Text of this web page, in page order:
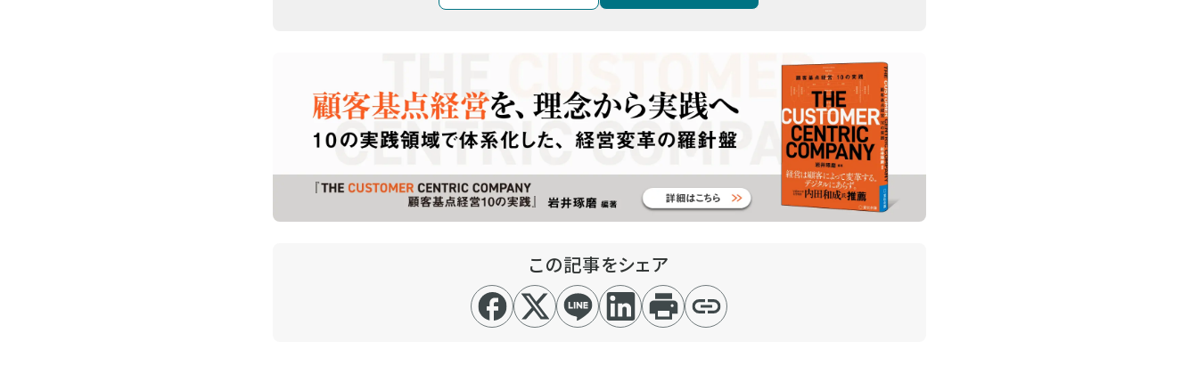
この記事をシェア